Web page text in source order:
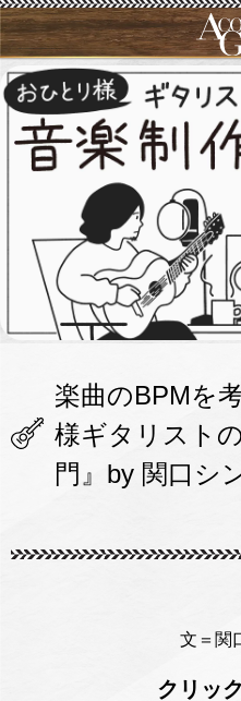
楽曲のBPMを
様ギタリスト
門』by 関口シ
文＝関
クリッ